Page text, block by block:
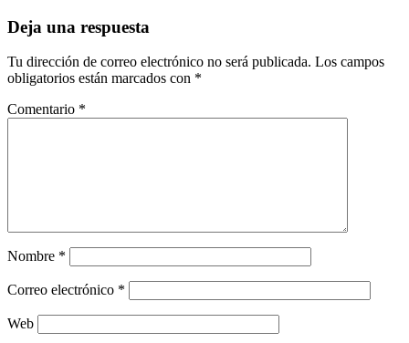
Deja una respuesta
Tu dirección de correo electrónico no será publicada. Los campos
obligatorios están marcados con *
Comentario *
Nombre *
Correo electrónico *
Web